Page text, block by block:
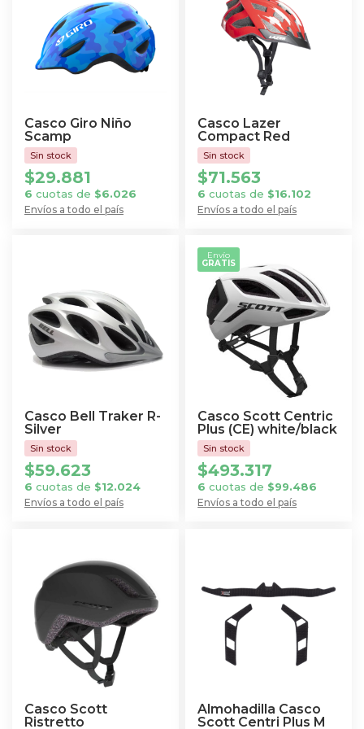
variantes.
opciones
se
elegir
en
la
página
de
producto
variantes.
elegir
en
la
página
de
producto
Casco Giro Niño
Scamp
Envíos a todo el país
$29.881
6 cuotas de $6.026
variantes.
Las
opciones
se
elegir
en
la
página
de
producto
Casco Lazer
Compact Red
Envíos a todo el país
$71.563
6 cuotas de $16.102
producto
tiene
múltiples
variantes.
Las
opciones
elegir
en
la
página
de
producto
Casco Bell Traker R-
Silver
Envíos a todo el país
$59.623
6 cuotas de $12.024
múltiples
variantes.
Las
opciones
elegir
en
Casco Scott Centric
Plus (CE) white/black
Envío
GRATIS
Envíos a todo el país
$493.317
6 cuotas de $99.486
variantes.
opciones
elegir
en
Casco Scott
Ristretto
Almohadilla Casco
Scott Centri Plus M